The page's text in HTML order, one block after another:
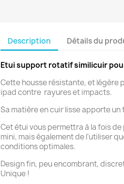
Description Détails du
Etui support rotatif similicuir
Cette housse résistante, et
ipad contre rayures et impacts.
Sa matière en cuir lisse apporte
Cet étui vous permettra à la fois
mini, mais également de l'utiliser
conditions optimales.
Design fin, peu encombrant,
Unique !